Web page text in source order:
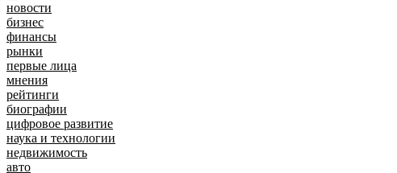
новости
бизнес
финансы
рынки
первые лица
мнения
рейтинги
биографии
цифровое развитие
наука и технологии
недвижимость
авто